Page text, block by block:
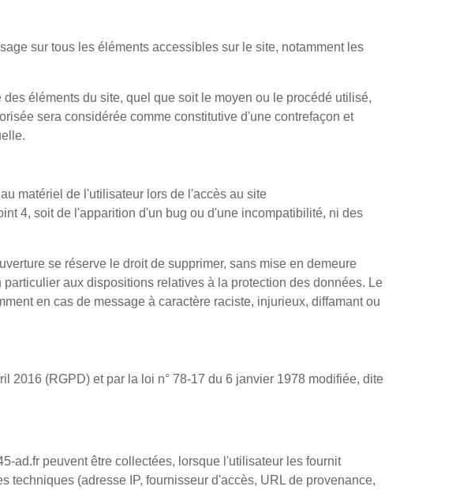
sur tous les éléments accessibles sur le site, notamment les
éléments du site, quel que soit le moyen ou le procédé utilisé,
sera considérée comme constitutive d'une contrefaçon et
matériel de l'utilisateur lors de l'accès au site
4, soit de l'apparition d'un bug ou d'une incompatibilité, ni des
se réserve le droit de supprimer, sans mise en demeure
aux dispositions relatives à la protection des données. Le
en cas de message à caractère raciste, injurieux, diffamant ou
2016 (RGPD) et par la loi n° 78-17 du 6 janvier 1978 modifiée, dite
ad.fr peuvent être collectées, lorsque l'utilisateur les fournit
techniques (adresse IP, fournisseur d'accès, URL de provenance,